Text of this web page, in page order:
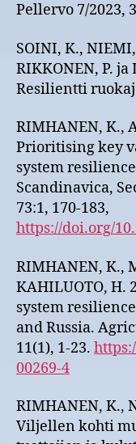
Pellervo 7/2023,
SOINI, K.,
RIKKONEN, P. ja
Resilientti
RIMHANEN, K.,
Prioritising key
system
Scandinavica,
73:1, 170-183,
https://doi.org/
RIMHANEN, K.,
KAHILUOTO, H.
system
and Russia.
11(1), 1-23.
00269-4
RIMHANEN, K.,
Viljellen kohti